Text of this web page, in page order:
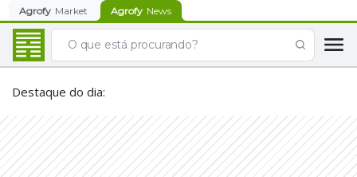
Agrofy Market Agrofy News
Destaque do dia: